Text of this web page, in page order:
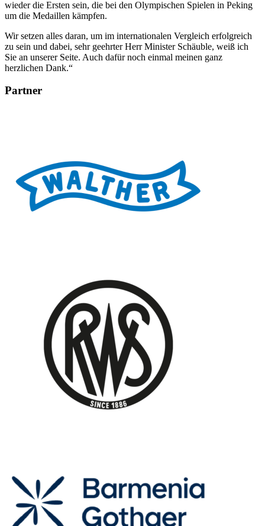
wieder die Ersten sein, die bei den Olympischen Spielen in Peking
um die Medaillen kämpfen.
Wir setzen alles daran, um im internationalen Vergleich erfolgreich
zu sein und dabei, sehr geehrter Herr Minister Schäuble, weiß ich
Sie an unserer Seite. Auch dafür noch einmal meinen ganz
herzlichen Dank.“
Partner